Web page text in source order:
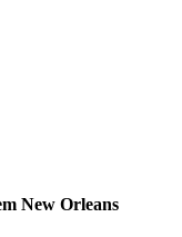
New Orleans